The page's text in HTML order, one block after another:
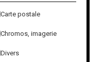
Carte postale
Chromos, imagerie
Divers